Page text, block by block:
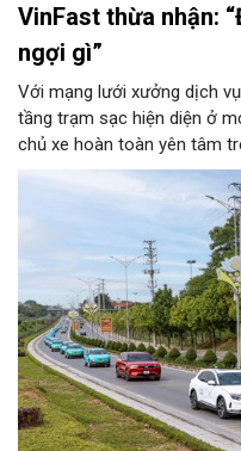
VinFast thừa nhận:
ngợi gì”
Với mạng lưới xưởng dịch
tầng trạm sạc hiện diện ở
chủ xe hoàn toàn yên tâm